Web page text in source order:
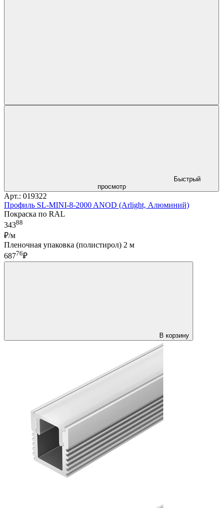
Быстрый
просмотр
Арт.: 019322
Профиль SL-MINI-8-2000 ANOD (Arlight, Алюминий)
Покраска по RAL
34388
₽/м
Пленочная упаковка (полистирол) 2 м
68776₽
В корзину